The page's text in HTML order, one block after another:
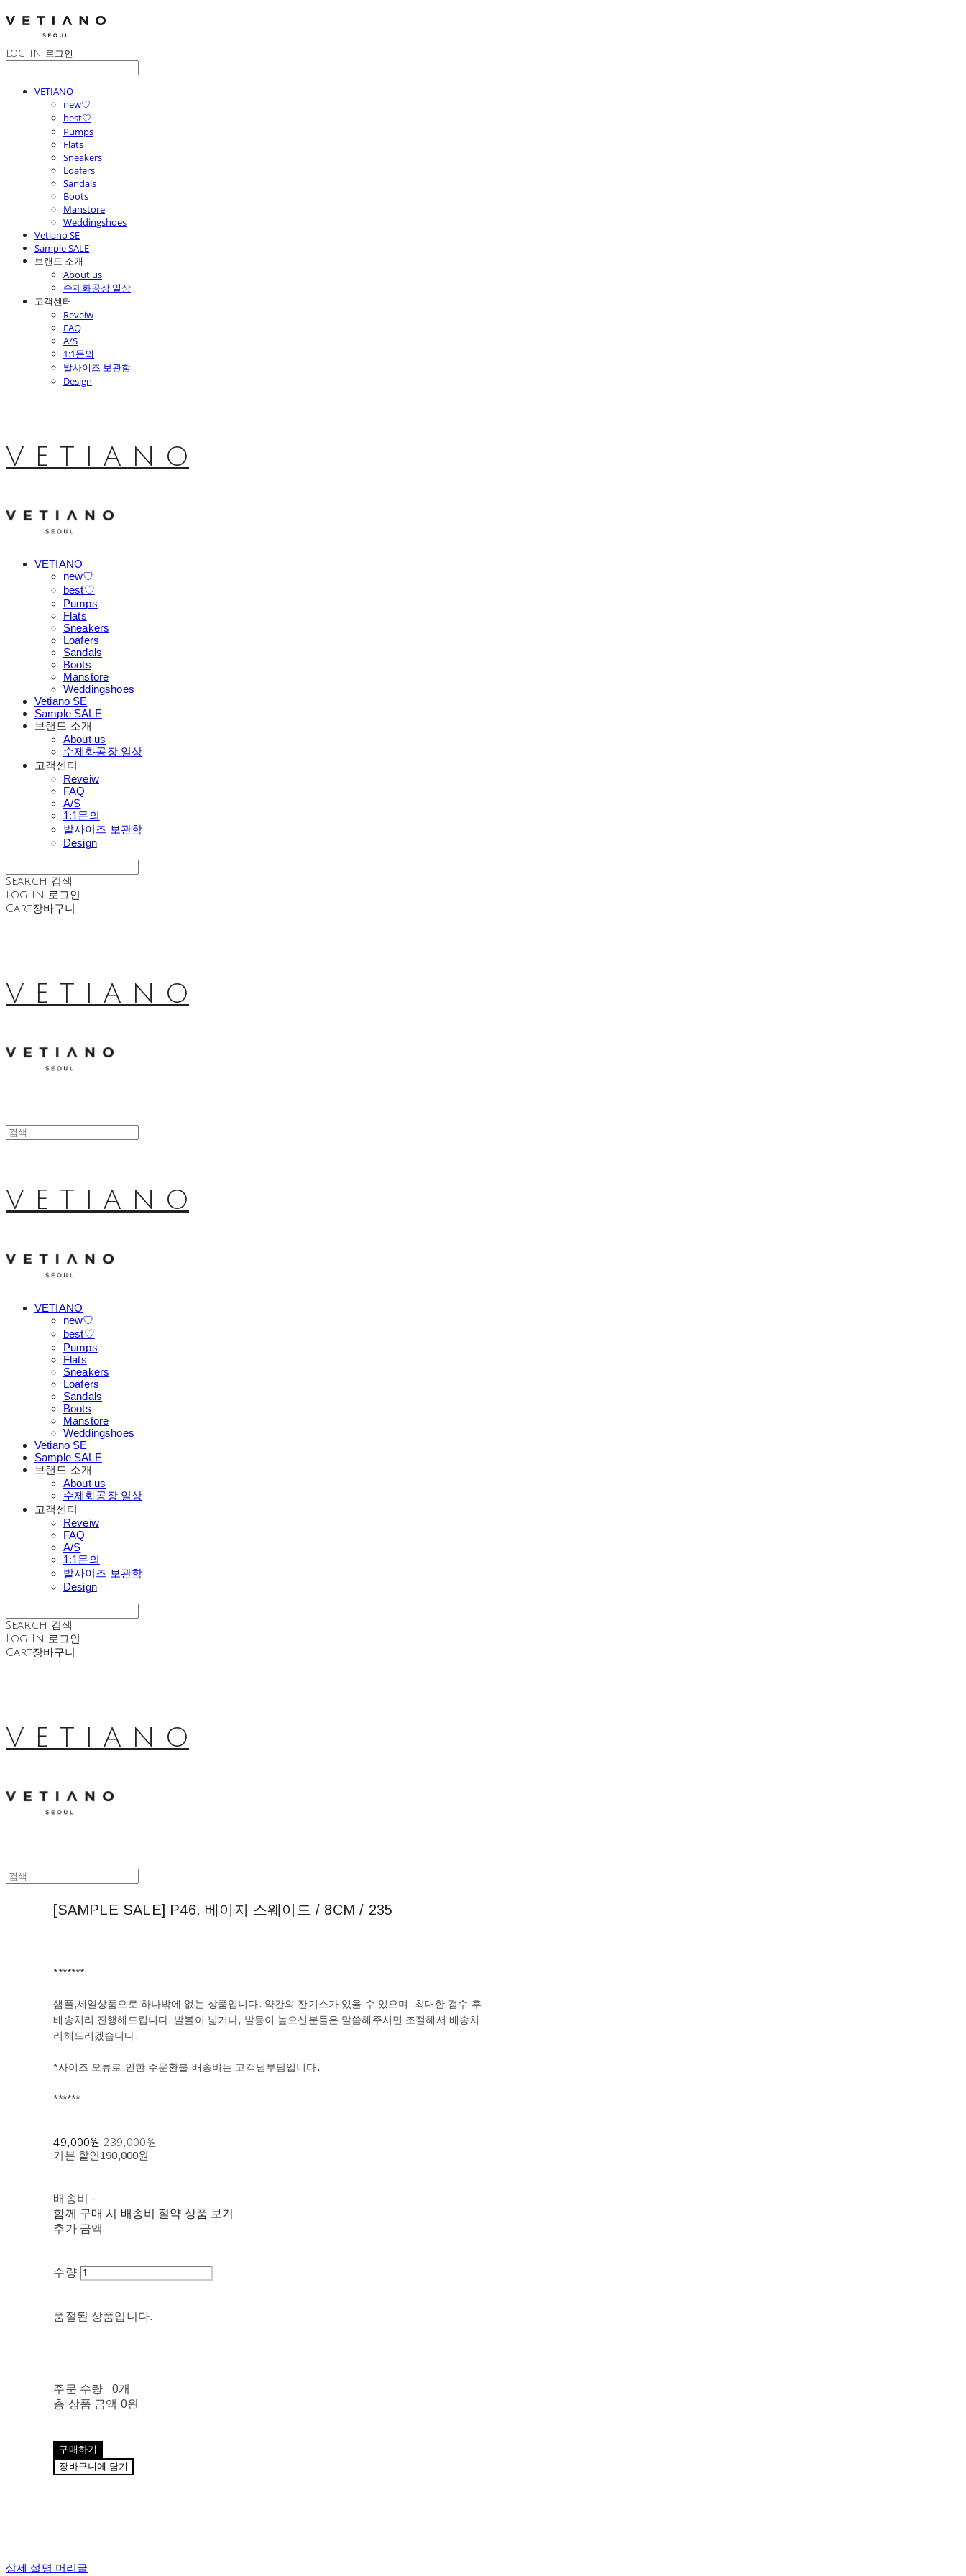
LOG IN 로그인
VETIANO
new♡
best♡
Pumps
Flats
Sneakers
Loafers
Sandals
Boots
Manstore
Weddingshoes
Vetiano SE
Sample SALE
브랜드 소개
About us
수제화공장 일상
고객센터
Reveiw
FAQ
A/S
1:1문의
발사이즈 보관함
Design
V E T I A N O
VETIANO
new♡
best♡
Pumps
Flats
Sneakers
Loafers
Sandals
Boots
Manstore
Weddingshoes
Vetiano SE
Sample SALE
브랜드 소개
About us
수제화공장 일상
고객센터
Reveiw
FAQ
A/S
1:1문의
발사이즈 보관함
Design
Search 검색
Log In 로그인
Cart장바구니
V E T I A N O
V E T I A N O
VETIANO
new♡
best♡
Pumps
Flats
Sneakers
Loafers
Sandals
Boots
Manstore
Weddingshoes
Vetiano SE
Sample SALE
브랜드 소개
About us
수제화공장 일상
고객센터
Reveiw
FAQ
A/S
1:1문의
발사이즈 보관함
Design
Search 검색
Log In 로그인
Cart장바구니
V E T I A N O
[SAMPLE SALE] P46. 베이지 스웨이드 / 8CM / 235
*******
샘플,세일상품으로 하나밖에 없는 상품입니다. 약간의 잔기스가 있을 수 있으며, 최대한 검수 후
배송처리 진행해드립니다. 발볼이 넓거나, 발등이 높으신분들은 말씀해주시면 조절해서 배송처
리해드리겠습니다.
*사이즈 오류로 인한 주문환불 배송비는 고객님부담입니다.
******
49,000원 239,000원
기본 할인190,000원
배송비 -
함께 구매 시 배송비 절약 상품 보기
추가 금액
수량
품절된 상품입니다.
주문 수량
0개
총 상품 금액 0원
구매하기
장바구니에 담기
상세 설명 머리글